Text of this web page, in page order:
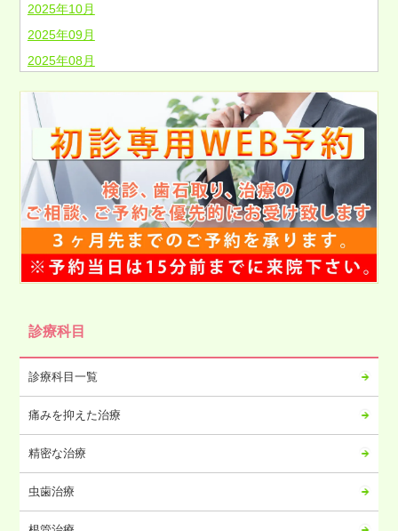
2025年10月
2025年09月
2025年08月
2025年06月
2025年05月
2025年04月
2025年03月
2025年02月
2025年01月
2024年12月
2024年08月
2024年07月
2024年06月
2024年05月
2024年04月
2024年03月
2024年02月
診療科目
診療科目一覧
痛みを抑えた治療
精密な治療
虫歯治療